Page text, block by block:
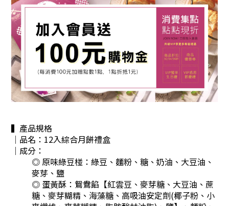
▍產品規格
｜品名：12入綜合月餅禮盒
｜成分：
◎ 原味綠豆椪： 綠豆、麵粉、糖、奶油、大豆油、
麥芽、鹽
◎ 蛋黃酥： 鴛鴦餡【紅雲豆、麥芽糖、大豆油、蔗
糖、麥芽糊精、海藻糖、高吸油安定劑(椰子粉、小